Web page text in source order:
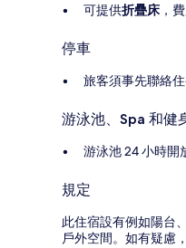
可提供折疊床 ，
停車
旅客須事先聯絡
游泳池、Spa 和健
游泳池 24 小時開
規定
此住宿設有例如陽台
戶外空間。如有疑慮